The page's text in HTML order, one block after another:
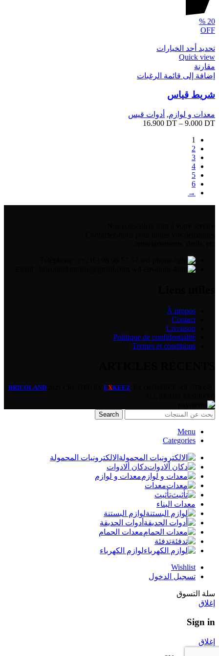
20
%
OFF
تحديد أحد الخيارات
Quick view
مقارنة
إضافة إلى قائمة الرغبات
شريط قياس
معدات و لوازم, أدوات قيس
9.000 DT
–
16.900 DT
1
2
3
4
5
6
→
À propos
Contact
Livraison
Politique de confidentialité
Termes et conditions
BRICOLAND EXKEEZ
Search
Menu
Categories
الالكترونيات المحمولة
دكان ألادوات
معدات و لوازم
معدات
تأثيث
معدات البناء
لوازم البستنة
أدوات الحديقة
معدات الحمام
تدفئة
لوازم الكهرباء
Wishlist
تسجيل الدخول
سلة التسوق
إغلاق
Sign in
إغلاق